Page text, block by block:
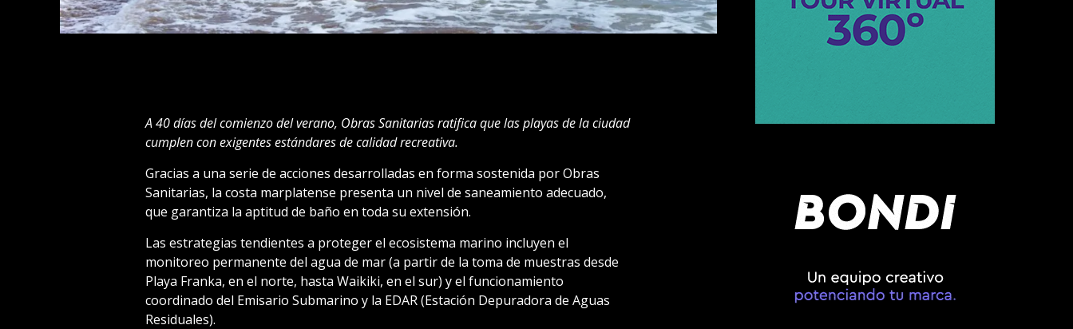
A 40 días del comienzo del verano, Obras Sanitarias ratifica que las playas de la ciudad
cumplen con exigentes estándares de calidad recreativa.
Gracias a una serie de acciones desarrolladas en forma sostenida por Obras
Sanitarias, la costa marplatense presenta un nivel de saneamiento adecuado,
que garantiza la aptitud de baño en toda su extensión.
Las estrategias tendientes a proteger el ecosistema marino incluyen el
monitoreo permanente del agua de mar (a partir de la toma de muestras desde
Playa Franka, en el norte, hasta Waikiki, en el sur) y el funcionamiento
coordinado del Emisario Submarino y la EDAR (Estación Depuradora de Aguas
Residuales).